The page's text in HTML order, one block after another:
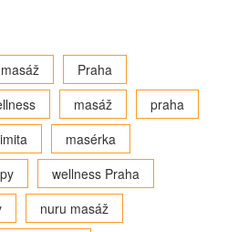
Praha
masáž
praha
masérka
wellness Praha
nuru masáž